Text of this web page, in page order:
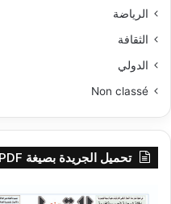
الرياضة
الثقافة
الدولي
Non classé
تحميل الجريدة بصيغة PDF